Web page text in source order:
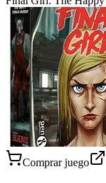
Comprar juego